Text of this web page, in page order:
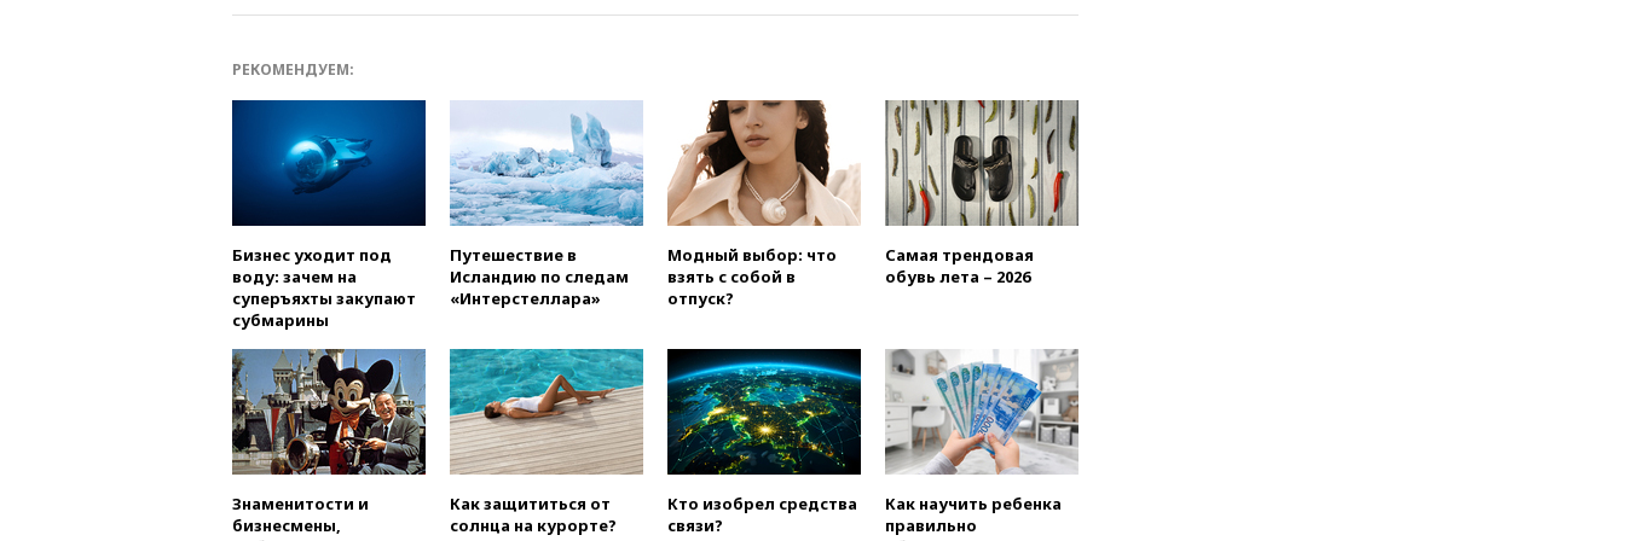
олимпиаде по ИИ
многоэтажке в Керчи
18:25
Беспилотник атаковал
турецкий сухогруз у
побережья Новороссийска
18:18
Товарооборот Китая и
более чем на четверть
Белгородскую область
17:48
Bloomberg:
авиакомпании США обязали
проверить самолеты Boeing на
наличие трещин
ребенок погиб при падении из
окна десятого этажа
РЕКОМЕНДУЕМ:
Бизнес уходит под
воду: зачем на
суперъяхты закупают
субмарины
Путешествие в
Исландию по следам
«Интерстеллара»
Модный выбор: что
взять с собой в
отпуск?
Самая трендовая
обувь лета – 2026
Знаменитости и
бизнесмены,
Как защититься от
солнца на курорте?
Кто изобрел средства
связи?
Как научить ребенка
правильно